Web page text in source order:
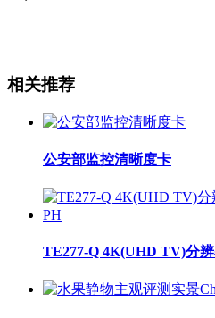
相关推荐
公安部监控清晰度卡
TE277-Q 4K(UHD TV)分